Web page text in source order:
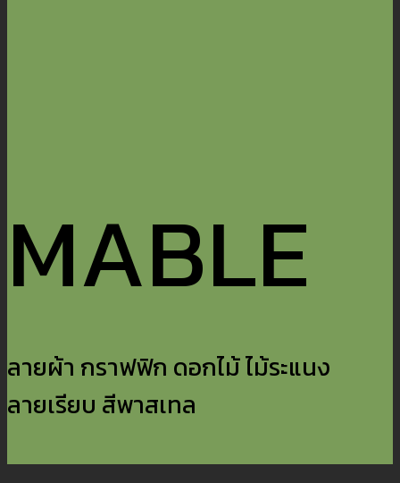
MABLE
ลายผ้า กราฟฟิก ดอกไม้ ไม้ระแนง
ลายเรียบ สีพาสเทล